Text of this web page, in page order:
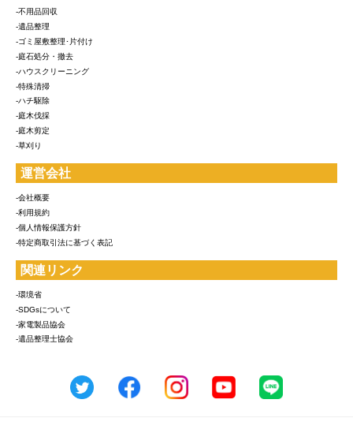
-不用品回収
-遺品整理
-ゴミ屋敷整理･片付け
-庭石処分・撤去
-ハウスクリーニング
-特殊清掃
-ハチ駆除
-庭木伐採
-庭木剪定
-草刈り
運営会社
-会社概要
-利用規約
-個人情報保護方針
-特定商取引法に基づく表記
関連リンク
-環境省
-SDGsについて
-家電製品協会
-遺品整理士協会